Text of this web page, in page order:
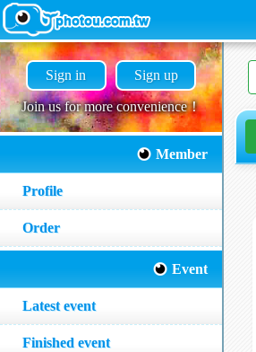
Sign in Sign up
Join us for more convenience！
Member
Profile
Order
Event
Latest event
Finished event